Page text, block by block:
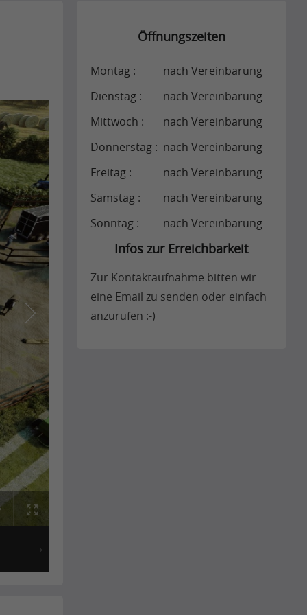
Öffnungszeiten
Montag :
nach Vereinbarung
Dienstag :
nach Vereinbarung
Mittwoch :
nach Vereinbarung
Donnerstag : nach Vereinbarung
Freitag :
nach Vereinbarung
Samstag :
nach Vereinbarung
Sonntag :
nach Vereinbarung
Infos zur Erreichbarkeit
Zur Kontaktaufnahme bitten wir
eine Email zu senden oder einfach
anzurufen :-)